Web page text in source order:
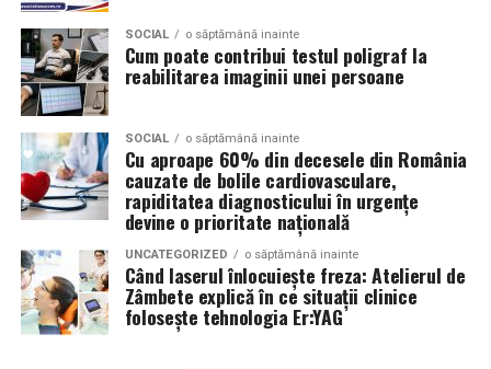
Opel;
Ford;
Renault și altele.
Compatibilitatea exactă trebuie verificată întotdeauna
în manualul vehiculului sau în documentația tehnică a
producătorului.
Este potrivit pentru motoarele diesel?
Da.
Ravenol VMP USVO 5W30 este utilizat frecvent pe
motoare diesel moderne.
Participanții vor aprecia cu siguranță faptul că
organizatorii au ales să adopte soluții care protejează
natura. De asemenea, acest lucru poate contribui la
creșterea reputației evenimentului și la creșterea
numărului de participanți în edițiile viitoare.
Confortul participanților
Deși un eveniment verde presupune economii de costuri
și un impact pozitiv asupra mediului, nu trebuie să se
facă compromisuri în ceea ce privește confortul
participanților. Modelele ecologice sunt concepute
pentru a oferi un nivel ridicat de confort, similar celor
SOCIAL o săptămână inainte
Cum poate contribui testul poligraf la
reabilitarea imaginii unei persoane
SOCIAL o săptămână inainte
Cu aproape 60% din decesele din România
cauzate de bolile cardiovasculare,
rapiditatea diagnosticului în urgențe
devine o prioritate națională
UNCATEGORIZED o săptămână inainte
Când laserul înlocuiește freza: Atelierul de
Zâmbete explică în ce situații clinice
folosește tehnologia Er:YAG